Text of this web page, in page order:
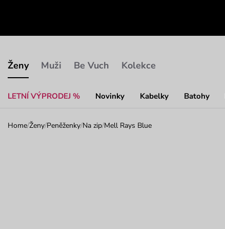
Ženy
LETNÍ VÝPRODEJ % Novinky Kabelky Batohy
Muži Be Vuch Kolekce
Home/Ženy/Peněženky/Na zip/Mell Rays Blue